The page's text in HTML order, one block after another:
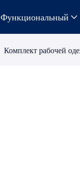
Функциональный
Комплект рабочей